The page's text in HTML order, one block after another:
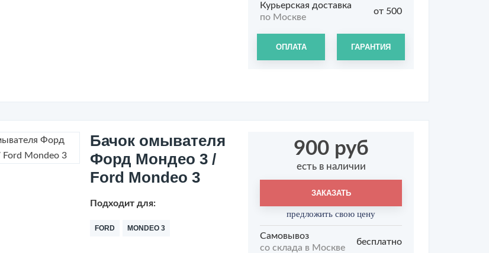
Курьерская доставка
по Москве
от 500
ОПЛАТА ГАРАНТИЯ
Бачок омывателя
Форд Мондео 3 /
Ford Mondeo 3
Подходит для:
FORD MONDEO 3
900 руб
есть в наличии
ЗАКАЗАТЬ
предложить свою цену
Самовывоз
со склада в Москве
бесплатно